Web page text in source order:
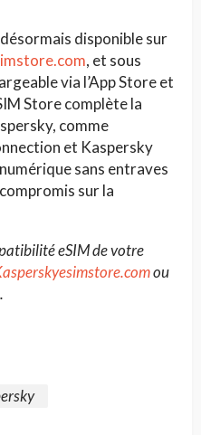
disponible sur
, et sous
via l’App Store et
Store complète la
comme
et Kaspersky
sans entraves
sur la
eSIM de votre
ou